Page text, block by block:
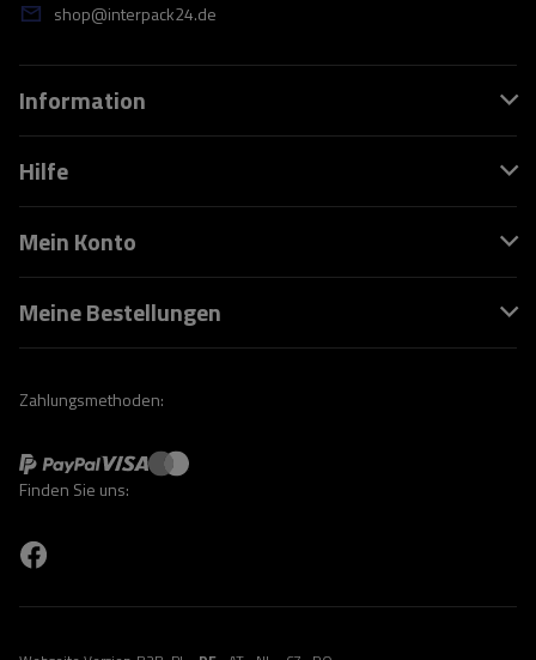
shop@interpack24.de
Information
Hilfe
Mein Konto
Meine Bestellungen
Zahlungsmethoden:
Finden Sie uns: